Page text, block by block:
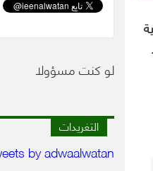
لو كنت مسؤولا
التغريدات
by adwaalwatan